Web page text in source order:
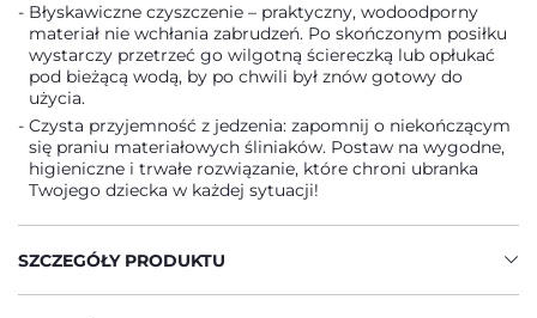
Błyskawiczne czyszczenie – praktyczny, wodoodporny
materiał nie wchłania zabrudzeń. Po skończonym posiłku
wystarczy przetrzeć go wilgotną ściereczką lub opłukać
pod bieżącą wodą, by po chwili był znów gotowy do
użycia.
Czysta przyjemność z jedzenia: zapomnij o niekończącym
się praniu materiałowych śliniaków. Postaw na wygodne,
higieniczne i trwałe rozwiązanie, które chroni ubranka
Twojego dziecka w każdej sytuacji!
SZCZEGÓŁY PRODUKTU